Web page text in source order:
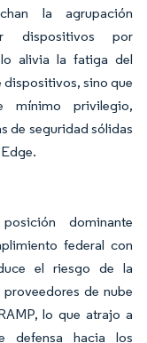
la agrupación
dispositivos por
alivia la fatiga del
sino que
mínimo privilegio,
de seguridad sólidas
dominante
federal con
el riesgo de la
de nube
lo que atrajo a
defensa hacia los